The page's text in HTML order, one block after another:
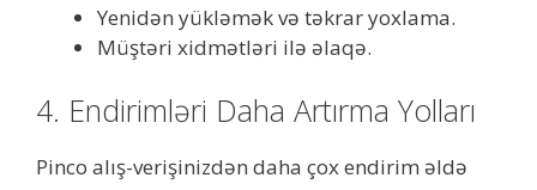
Yenidən yükləmək və təkrar yoxlama.
Müştəri xidmətləri ilə əlaqə.
4. Endirimləri Daha Artırma Yolları
Pinco alış-verişinizdən daha çox endirim əldə